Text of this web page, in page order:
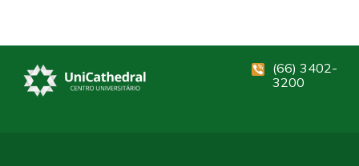
(66) 3402-
3200